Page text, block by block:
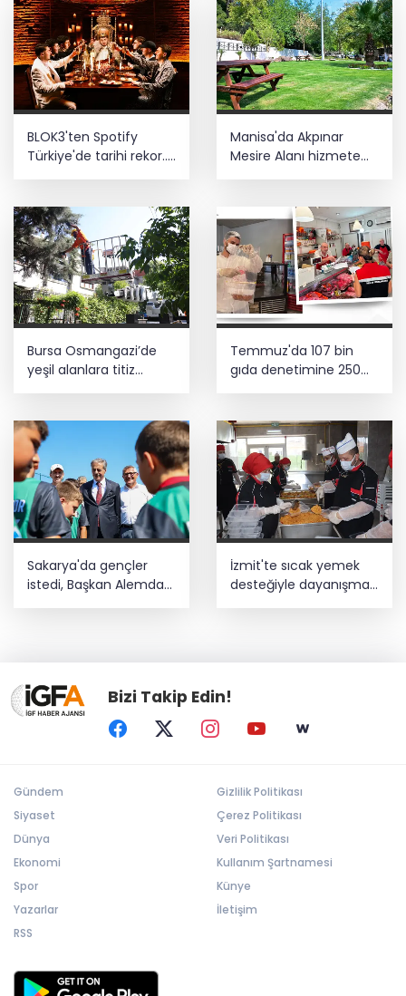
BLOK3'ten Spotify
Türkiye'de tarihi rekor...
Albümdeki 10 şarkının
Manisa'da Akpınar
Mesire Alanı hizmete
açılıyor
Bursa Osmangazi’de
yeşil alanlara titiz
koruma
Temmuz'da 107 bin
gıda denetimine 250
milyon TL ceza kesildi
Sakarya'da gençler
istedi, Başkan Alemdar
İzmit'te sıcak yemek
desteğiyle dayanışma
Bizi Takip Edin!
Gündem
Siyaset
Dünya
Ekonomi
Spor
Yazarlar
RSS
Gizlilik Politikası
Çerez Politikası
Veri Politikası
Kullanım Şartnamesi
Künye
İletişim